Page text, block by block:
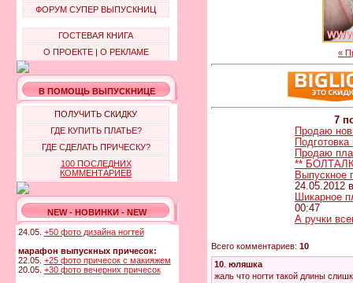
ФОРУМ СУПЕР ВЫПУСКНИЦ
ГОСТЕВАЯ КНИГА
О ПРОЕКТЕ| О РЕКЛАМЕ
В ПОМОЩЬ ВЫПУСКНИЦЕ
ПОЛУЧИТЬ СКИДКУ
ГДЕ КУПИТЬ ПЛАТЬЕ?
ГДЕ СДЕЛАТЬ ПРИЧЕСКУ?
100 ПОСЛЕДНИХ
КОММЕНТАРИЕВ
NEW - НОВИНКИ - NEW
24.05. +50 фото дизайна ногтей
марафон выпускных причесок:
22.05. +25 фото причесок с макияжем
20.05. +30 фото вечерних причесок
«
7
Продаю
Продаю
**
Выпускное
24.05.2012
Шикарное
00:47
А ручки
Всего комментариев: 10
10 юляшка
жаль что ногти такой длины